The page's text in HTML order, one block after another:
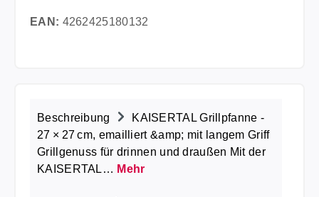
EAN: 4262425180132
Beschreibung
KAISERTAL Grillpfanne -
27 × 27 cm, emailliert &amp; mit langem Griff
Grillgenuss für drinnen und draußen Mit der
KAISERTAL… Mehr